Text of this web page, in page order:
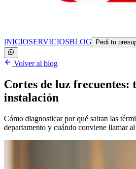
INICIOSERVICIOSBLOG Pedí tu
Volver al blog
Cortes de luz frecuentes:
instalación
Cómo diagnosticar por qué saltan las
departamento y cuándo conviene llamar